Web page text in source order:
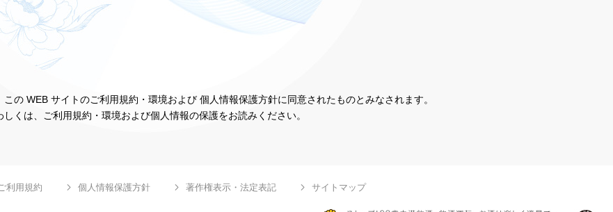
の WEB サイトのご利用規約・環境および 個人情報保護方針に同意されたものとみなされます。
しくは、ご利用規約・環境および個人情報の保護をお読みください。
利用規約 個人情報保護方針 著作権表示・法定表記 サイトマップ